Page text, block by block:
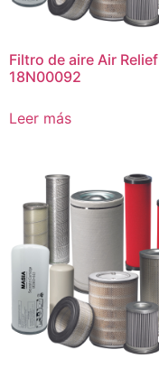
Filtro de aire Air Relief
18N00092
Leer más